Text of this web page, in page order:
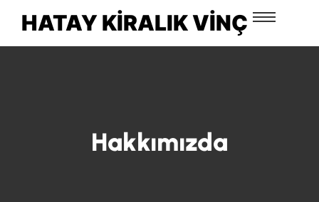
HATAY KIRALIK VINÇ
Hakkımızda